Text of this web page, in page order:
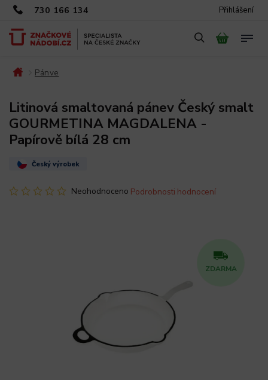
730 166 134 Přihlášení
Pánve
Litinová smaltovaná pánev Český smalt
GOURMETINA MAGDALENA -
Papírově bílá 28 cm
Český výrobek
Neohodnoceno Podrobnosti hodnocení
ZDARMA